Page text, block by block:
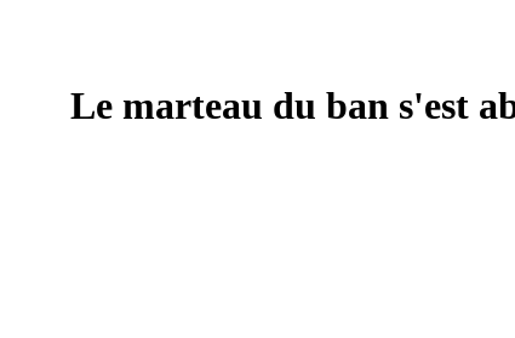
Le marteau du ban s'est